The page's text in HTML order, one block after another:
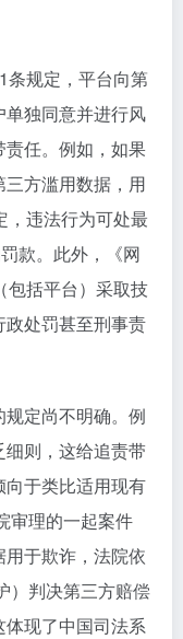
条规定，平台向第
独同意并进行风
任。例如，如果
方滥用数据，用
，违法行为可处最
款。此外，《网
包括平台）采取技
处罚甚至刑事责
定尚不明确。例
则，这给追责带
于类比适用现有
审理的一起案件
于欺诈，法院依
）判决第三方赔偿
现了中国司法系